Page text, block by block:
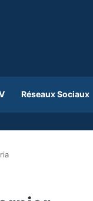
Réseaux Sociaux